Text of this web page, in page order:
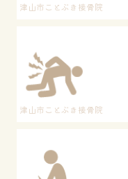
津山市ことぶき接骨院
津山市ことぶき接骨院